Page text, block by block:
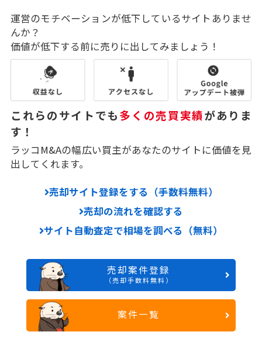
運営のモチベーションが低下しているサイトありませ
んか？
価値が低下する前に売りに出してみましょう！
これらのサイトでも多くの売買実績がありま
す！
ラッコM&Aの幅広い買主があなたのサイトに価値を見
出してくれます。
売却サイト登録をする（手数料無料）
売却の流れを確認する
サイト自動査定で相場を調べる（無料）
売却案件登録
（売却手数料無料）
案件一覧